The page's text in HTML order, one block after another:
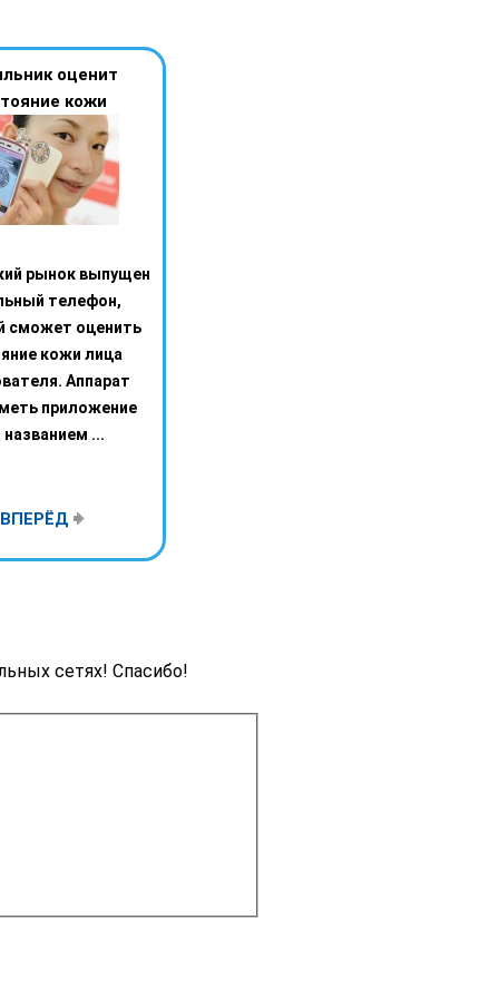
оценит
кожи
рынок выпущен
телефон,
сможет оценить
кожи лица
Аппарат
приложение
названием ...
ВПЕРЁД
сетях! Спасибо!